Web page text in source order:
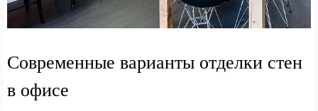
Современные варианты отделки стен
в офисе